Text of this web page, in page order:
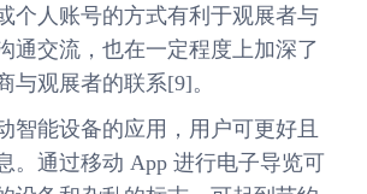
个人账号的方式有利于观展者与
通交流，也在一定程度上加深了
与观展者的联系[9]。
智能设备的应用，用户可更好且
。通过移动 App 进行电子导览可